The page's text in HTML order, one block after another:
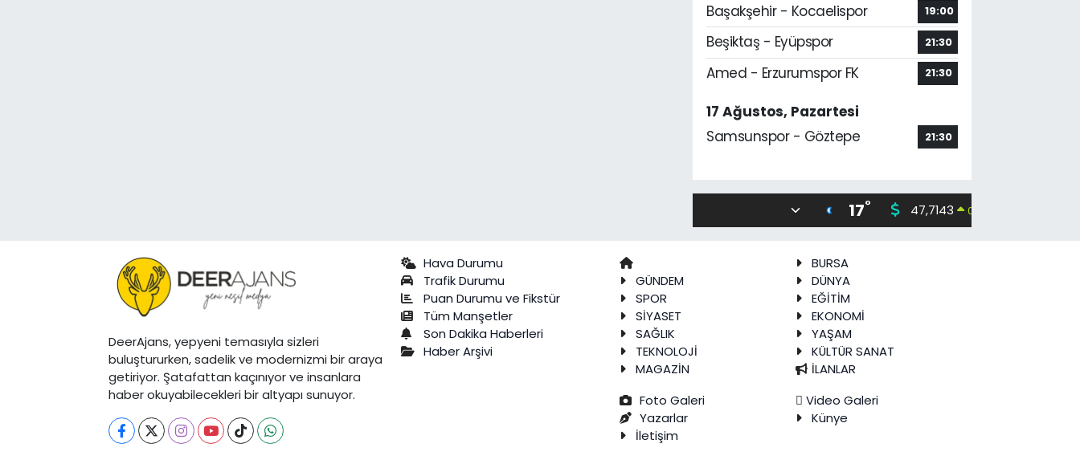
Başakşehir - Kocaelispor
19:00
Beşiktaş - Eyüpspor 21:30
Amed - Erzurumspor FK 21:30
17 Ağustos, Pazartesi
Samsunspor - Göztepe
21:30
17° 47,7143 0.16
DeerAjans, yepyeni temasıyla sizleri
buluştururken, sadelik ve modernizmi bir araya
getiriyor. Şatafattan kaçınıyor ve insanlara
haber okuyabilecekleri bir altyapı sunuyor.
Hava Durumu
Trafik Durumu
Puan Durumu ve Fikstür
Tüm Manşetler
Son Dakika Haberleri
Haber Arşivi
BURSA
GÜNDEM
DÜNYA
SPOR
EĞİTİM
SİYASET
EKONOMİ
SAĞLIK
YAŞAM
TEKNOLOJİ
KÜLTÜR SANAT
MAGAZİN
İLANLAR
Foto Galeri
Video Galeri
Yazarlar
Künye
İletişim